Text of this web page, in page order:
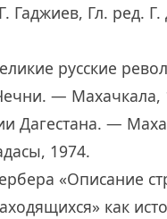
Гаджиев, Гл. ред.
русские
— Махачкала,
Дагестана. —
1974.
«Описание
как